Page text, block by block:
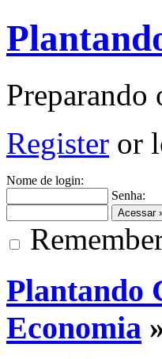
Register or
Nome de login:
Senha:
Plantando
Economia